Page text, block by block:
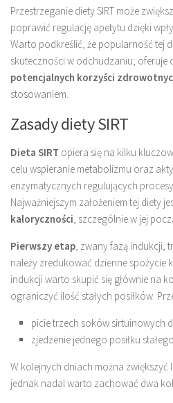
Przestrzeganie diety SIRT może
poprawić regulację apetytu dzięki
Warto podkreślić, że popularność tej
skuteczności w odchudzaniu; oferuje
potencjalnych korzyści
stosowaniem.
Zasady diety SIRT
Dieta SIRT opiera się na kilku
celu wspieranie metabolizmu oraz
enzymatycznych regulujących
Najważniejszym założeniem tej diety
kaloryczności, szczególnie w jej
Pierwszy etap, zwany fazą indukcji,
należy zredukować dzienne spożycie
indukcji warto skupić się głównie na
ograniczyć ilość stałych posiłków.
picie trzech soków sirtuinowych
zjedzenie jednego posiłku
W kolejnych dniach można zwiększyć
jednak nadal warto zachować dwa